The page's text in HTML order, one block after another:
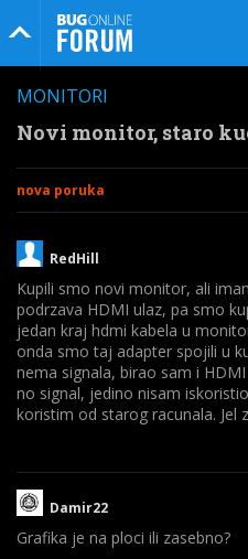
Bug
MONITORI
Novi monitor, staro
nova poruka
RedHill
Kupili smo novi monitor, ali
podrzava HDMI ulaz, pa smo
jedan kraj hdmi kabela u
onda smo taj adapter spojili u
nema signala, birao sam i
no signal, jedino nisam
koristim od starog racunala. Jel
Damir22
Grafika je na ploci ili zasebno?